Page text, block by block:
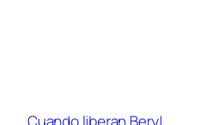
Cuando liberan Beryl